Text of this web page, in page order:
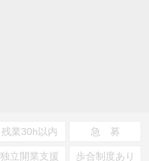
残業30h以内 急 募
独立開業支援 歩合制度あり